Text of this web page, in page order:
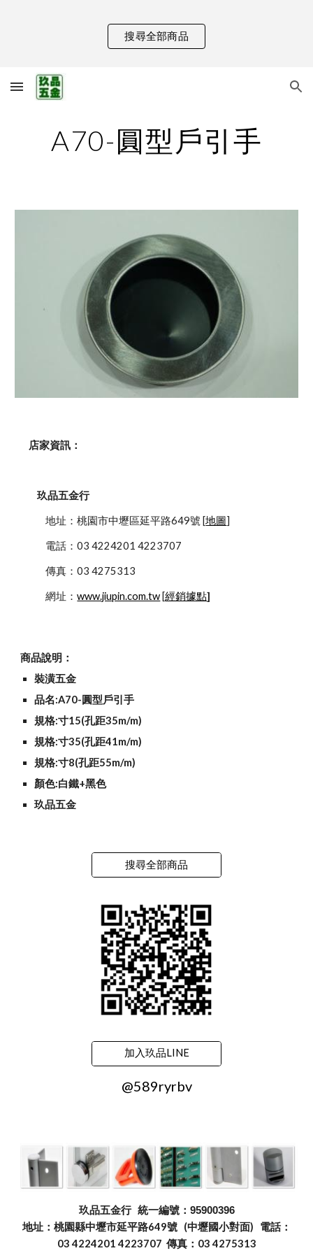
Skip to main content
搜尋全部商品
A70-圓型戶引手
    店家資訊：
玖品五金行
            地址：桃園市中壢區延平路649號 [
地圖]
            電話：03 4224201 4223707
            傳真：03 4275313
            網址：
www.jiupin.com.tw [經銷據點]
商品說明：
裝潢五金
品名:A70-圓型戶引手
規格:寸15(孔距35m/m)
規格:寸35(孔距41m/m)
規格:寸8(孔距55m/m)
顏色:白鐵+黑色
玖品五金
搜尋全部商品
加入玖品LINE
@589ryrbv
玖品五金行 統一編號：95900396
地址：桃園縣中壢市延平路649號 (中壢國小對面) 電話：
03 4224201 4223707 傳真：03 4275313